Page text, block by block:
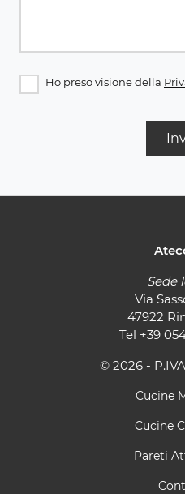
Ho preso visione della
Sede
Via
47922
Tel +39
© 2026 -
Cucine
Cucine
Pareti